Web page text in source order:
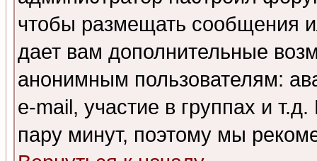
чтобы размещать сообщения
дает вам дополнительные
анонимным пользователям:
e-mail, участие в группах и
пару минут, поэтому мы